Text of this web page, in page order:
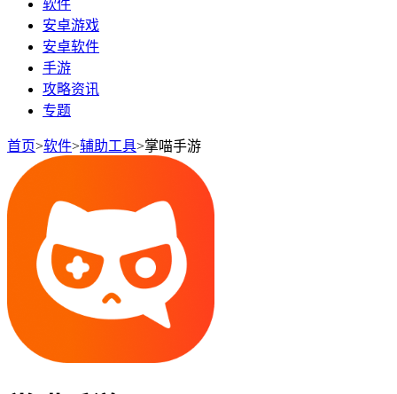
软件
安卓游戏
安卓软件
手游
攻略资讯
专题
首页>软件>辅助工具>掌喵手游